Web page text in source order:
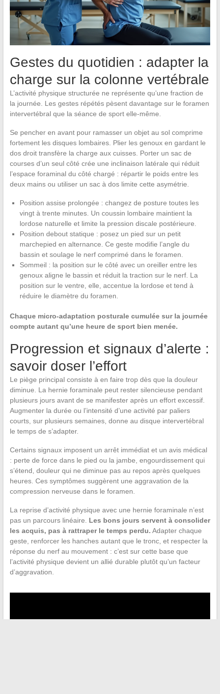
Gestes du quotidien : adapter la
charge sur la colonne vertébrale
L’activité physique structurée ne représente qu’une fraction de
la journée. Les gestes répétés pèsent davantage sur le foramen
intervertébral que la séance de sport elle-même.
Se pencher en avant pour ramasser un objet au sol comprime
fortement les disques lombaires. Plier les genoux en gardant le
dos droit transfère la charge aux cuisses. Porter un sac de
courses d’un seul côté crée une inclinaison latérale qui réduit
l’espace foraminal du côté chargé : répartir le poids entre les
deux mains ou utiliser un sac à dos limite cette asymétrie.
Position assise prolongée : changez de posture toutes les
vingt à trente minutes. Un coussin lombaire maintient la
lordose naturelle et limite la pression discale postérieure.
Position debout statique : posez un pied sur un petit
marchepied en alternance. Ce geste modifie l’angle du
bassin et soulage le nerf comprimé dans le foramen.
Sommeil : la position sur le côté avec un oreiller entre les
genoux aligne le bassin et réduit la traction sur le nerf. La
position sur le ventre, elle, accentue la lordose et tend à
réduire le diamètre du foramen.
Chaque micro-adaptation posturale cumulée sur la journée
compte autant qu’une heure de sport bien menée.
Progression et signaux d’alerte :
savoir doser l’effort
Le piège principal consiste à en faire trop dès que la douleur
diminue. La hernie foraminale peut rester silencieuse pendant
plusieurs jours avant de se manifester après un effort excessif.
Augmenter la durée ou l’intensité d’une activité par paliers
courts, sur plusieurs semaines, donne au disque intervertébral
le temps de s’adapter.
Certains signaux imposent un arrêt immédiat et un avis médical
: perte de force dans le pied ou la jambe, engourdissement qui
s’étend, douleur qui ne diminue pas au repos après quelques
heures. Ces symptômes suggèrent une aggravation de la
compression nerveuse dans le foramen.
La reprise d’activité physique avec une hernie foraminale n’est
pas un parcours linéaire. Les bons jours servent à consolider
les acquis, pas à rattraper le temps perdu. Adapter chaque
geste, renforcer les hanches autant que le tronc, et respecter la
réponse du nerf au mouvement : c’est sur cette base que
l’activité physique devient un allié durable plutôt qu’un facteur
d’aggravation.